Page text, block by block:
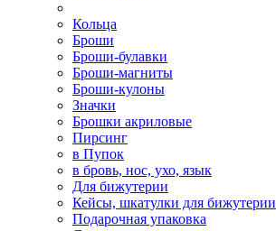
Кольца
Броши
Броши-булавки
Броши-магниты
Броши-кулоны
Значки
Брошки акриловые
Пирсинг
в Пупок
в бровь, нос, ухо, язык
Для бижутерии
Кейсы, шкатулки для бижутерии
Подарочная упаковка